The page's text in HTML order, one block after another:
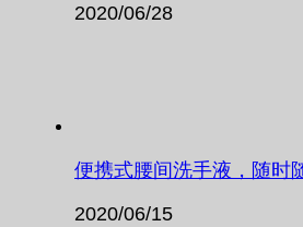
2020/06/28
便携式腰间洗手液，随时
2020/06/15